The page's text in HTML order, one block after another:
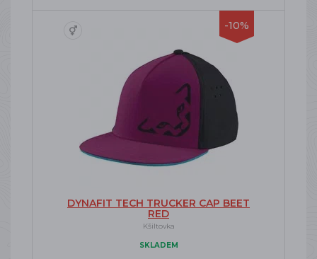
-10%
DYNAFIT TECH TRUCKER CAP BEET
RED
Kšiltovka
SKLADEM